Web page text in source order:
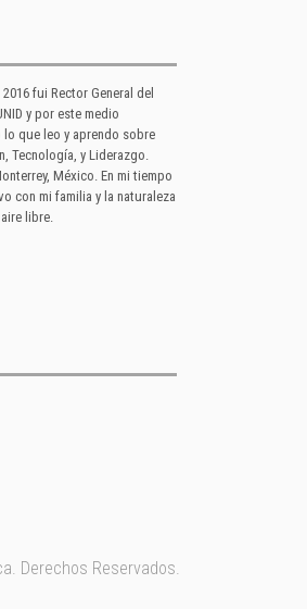
2016 fui Rector General del
y por este medio
lo que leo y aprendo sobre
Tecnología, y Liderazgo.
México. En mi tiempo
con mi familia y la naturaleza
libre.
Derechos Reservados.